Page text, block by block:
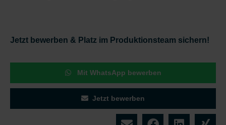
Jetzt bewerben & Platz im Produktionsteam sichern!
Mit WhatsApp bewerben
Jetzt bewerben